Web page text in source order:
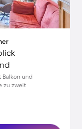
Balkon und
zu zweit